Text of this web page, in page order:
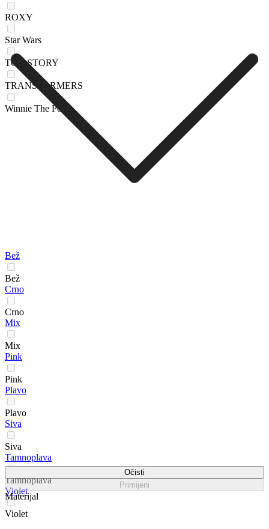
ROXY
Star Wars
TOY STORY
TRANSFORMERS
Winnie The Pooh
Bež
Bež
Crno
Crno
Mix
Mix
Pink
Pink
Plavo
Plavo
Siva
Siva
Tamnoplava
Tamnoplava
Violet
Violet
Očisti
Primijeni
Materijal